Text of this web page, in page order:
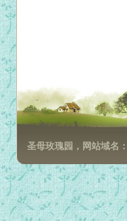
圣母玫瑰园，网站域名